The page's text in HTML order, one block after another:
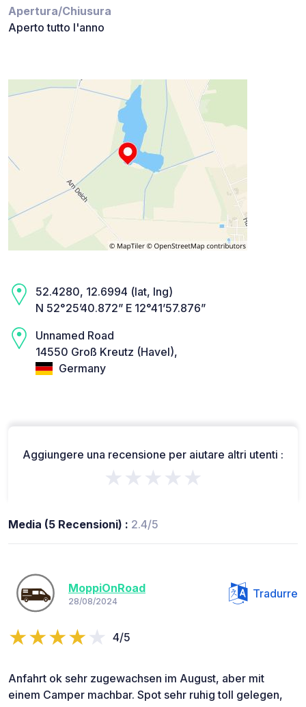
Apertura/Chiusura
Aperto tutto l'anno
52.4280, 12.6994 (lat, lng)
N 52°25’40.872” E 12°41’57.876”
Unnamed Road
14550 Groß Kreutz (Havel),
Germany
Aggiungere una recensione per aiutare altri utenti :
★★★★★
Media (5 Recensioni) : 2.4/5
MoppiOnRoad
28/08/2024
Tradurre
4/5
Anfahrt ok sehr zugewachsen im August, aber mit
einem Camper machbar. Spot sehr ruhig toll gelegen,